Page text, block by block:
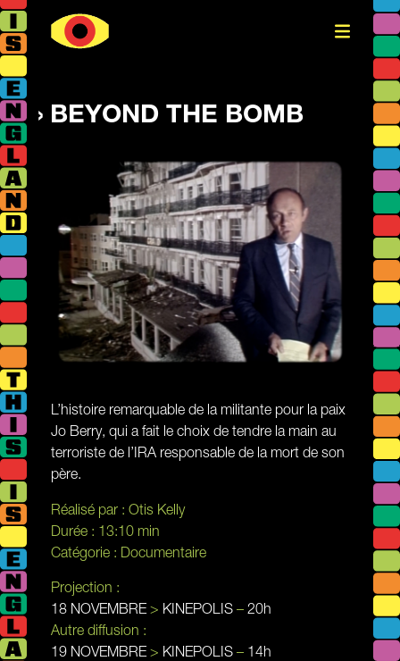
BEYOND THE BOMB
L’histoire remarquable de la militante pour la paix
Jo Berry, qui a fait le choix de tendre la main au
terroriste de l’IRA responsable de la mort de son
père.
Réalisé par : Otis Kelly
Durée : 13:10 min
Catégorie : Documentaire
Projection :
18 NOVEMBRE > KINEPOLIS – 20h
Autre diffusion :
19 NOVEMBRE > KINEPOLIS – 14h